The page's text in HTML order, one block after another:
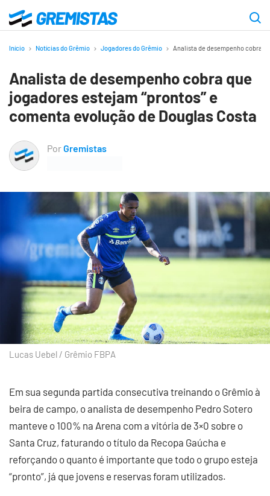
para
principal
Gremistas
Início Notícias do Grêmio Jogadores do Grêmio Analista de desempenho cobra
Analista de desempenho cobra que
jogadores estejam “prontos” e
comenta evolução de Douglas Costa
PorGremistas
Lucas Uebel / Grêmio FBPA
Em sua segunda partida consecutiva treinando o Grêmio à
beira de campo, o analista de desempenho Pedro Sotero
manteve o 100% na Arena com a vitória de 3×0 sobre o
Santa Cruz, faturando o título da Recopa Gaúcha e
reforçando o quanto é importante que todo o grupo esteja
“pronto”, já que jovens e reservas foram utilizados.